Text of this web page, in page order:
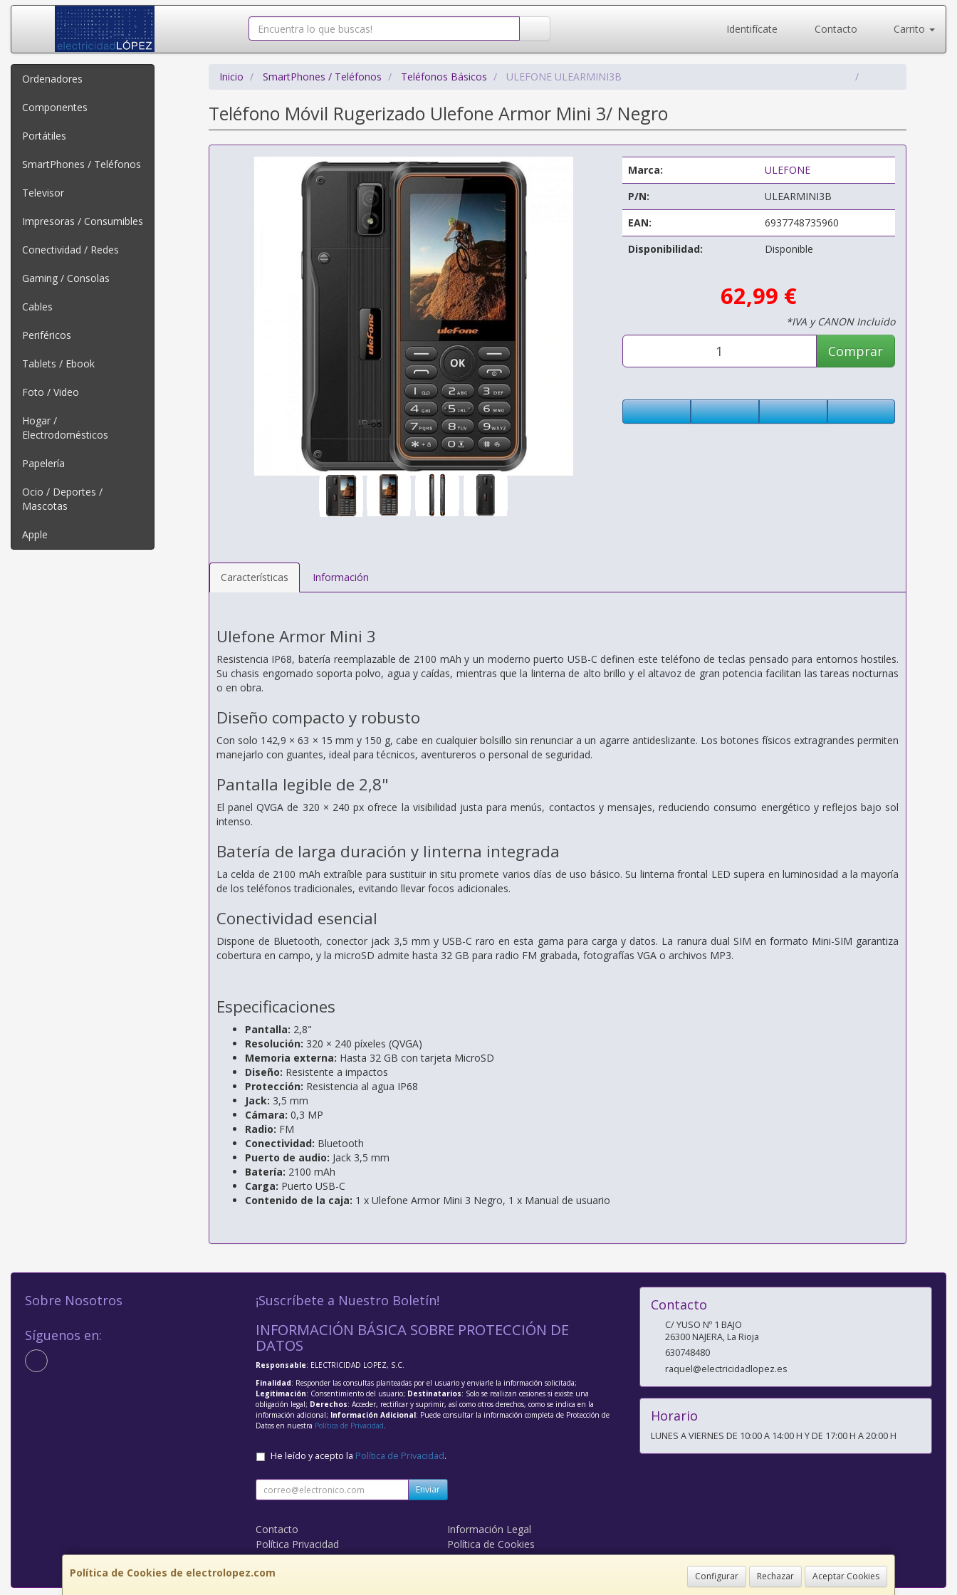
Identifícate Contacto Carrito
Ordenadores
Componentes
Portátiles
SmartPhones / Teléfonos
Televisor
Impresoras / Consumibles
Conectividad / Redes
Gaming / Consolas
Cables
Periféricos
Tablets / Ebook
Foto / Video
Hogar /
Electrodomésticos
Papelería
Ocio / Deportes /
Mascotas
Apple
Inicio SmartPhones / Teléfonos Teléfonos Básicos ULEFONE ULEARMINI3B
Teléfono Móvil Rugerizado Ulefone Armor Mini 3/ Negro
Marca:
ULEFONE
P/N:
ULEARMINI3B
EAN:
6937748735960
Disponibilidad:
Disponible
62,99 €
*IVA y CANON Incluido
Comprar
Características Información
Ulefone Armor Mini 3
Resistencia IP68, batería reemplazable de 2100 mAh y un moderno puerto USB-C definen este teléfono de teclas pensado para entornos hostiles.
Su chasis engomado soporta polvo, agua y caídas, mientras que la linterna de alto brillo y el altavoz de gran potencia facilitan las tareas nocturnas
o en obra.
Diseño compacto y robusto
Con solo 142,9 × 63 × 15 mm y 150 g, cabe en cualquier bolsillo sin renunciar a un agarre antideslizante. Los botones físicos extragrandes permiten
manejarlo con guantes, ideal para técnicos, aventureros o personal de seguridad.
Pantalla legible de 2,8"
El panel QVGA de 320 × 240 px ofrece la visibilidad justa para menús, contactos y mensajes, reduciendo consumo energético y reflejos bajo sol
intenso.
Batería de larga duración y linterna integrada
La celda de 2100 mAh extraíble para sustituir in situ promete varios días de uso básico. Su linterna frontal LED supera en luminosidad a la mayoría
de los teléfonos tradicionales, evitando llevar focos adicionales.
Conectividad esencial
Dispone de Bluetooth, conector jack 3,5 mm y USB-C raro en esta gama para carga y datos. La ranura dual SIM en formato Mini-SIM garantiza
cobertura en campo, y la microSD admite hasta 32 GB para radio FM grabada, fotografías VGA o archivos MP3.
Especificaciones
Pantalla: 2,8"
Resolución: 320 × 240 píxeles (QVGA)
Memoria externa: Hasta 32 GB con tarjeta MicroSD
Diseño: Resistente a impactos
Protección: Resistencia al agua IP68
Jack: 3,5 mm
Cámara: 0,3 MP
Radio: FM
Conectividad: Bluetooth
Puerto de audio: Jack 3,5 mm
Batería: 2100 mAh
Carga: Puerto USB-C
Contenido de la caja: 1 x Ulefone Armor Mini 3 Negro, 1 x Manual de usuario
Política de Cookies de electrolopez.com Configurar Rechazar Aceptar Cookies
Sobre Nosotros
Síguenos en:
¡Suscríbete a Nuestro Boletín!
INFORMACIÓN BÁSICA SOBRE PROTECCIÓN DE
DATOS
Responsable: ELECTRICIDAD LOPEZ, S.C.
Finalidad: Responder las consultas planteadas por el usuario y enviarle la información solicitada;
Legitimación: Consentimiento del usuario; Destinatarios: Solo se realizan cesiones si existe una
obligación legal; Derechos: Acceder, rectificar y suprimir, así como otros derechos, como se indica en la
información adicional; Información Adicional: Puede consultar la información completa de Protección de
Datos en nuestra Política de Privacidad.
He leído y acepto la Política de Privacidad.
Enviar
Contacto
Información Legal
Política Privacidad
Política de Cookies
Condiciones de Compra
Formas de Pago
Contacto
C/ YUSO Nº 1 BAJO
26300NAJERA,La Rioja
630748480
raquel@electricidadlopez.es
Horario
LUNES A VIERNES DE 10:00 A 14:00 H Y DE 17:00 H A 20:00 H